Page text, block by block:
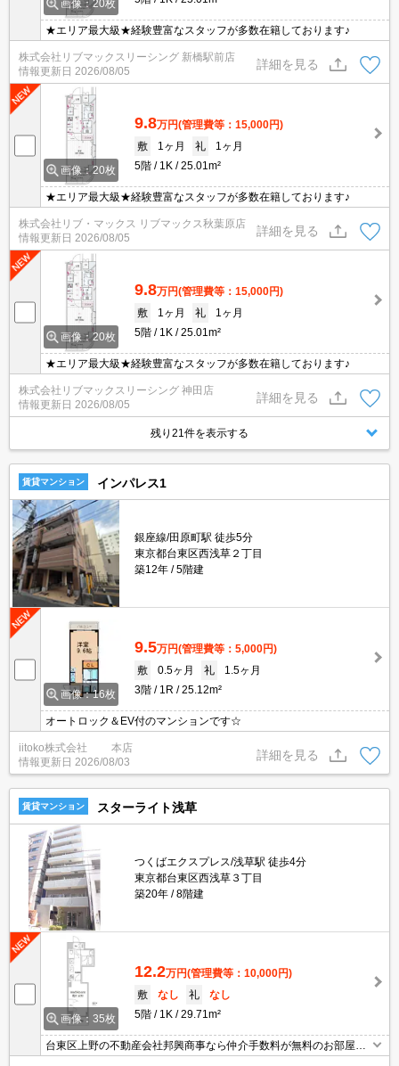
画像：20枚
★エリア最大級★経験豊富なスタッフが多数在籍しております♪
株式会社リブマックスリーシング 新橋駅前店
情報更新日 2026/08/05
詳細を見る
画像：20枚
9.8万円(管理費等：15,000円)
敷
1ヶ月 礼
1ヶ月
5階
1K 25.01m²
★エリア最大級★経験豊富なスタッフが多数在籍しております♪
株式会社リブ・マックス リブマックス秋葉原店
情報更新日 2026/08/05
詳細を見る
画像：20枚
9.8万円(管理費等：15,000円)
敷
1ヶ月 礼
1ヶ月
5階
1K 25.01m²
★エリア最大級★経験豊富なスタッフが多数在籍しております♪
株式会社リブマックスリーシング 神田店
情報更新日 2026/08/05
詳細を見る
残り21件を表示する
賃貸マンション インパレス1
銀座線/田原町駅 徒歩5分
東京都台東区西浅草２丁目
築12年
5階建
画像：16枚
9.5万円(管理費等：5,000円)
敷
0.5ヶ月 礼
1.5ヶ月
3階
1R 25.12m²
オートロック＆EV付のマンションです☆
iitoko株式会社 本店
情報更新日 2026/08/03
詳細を見る
賃貸マンション スターライト浅草
つくばエクスプレス/浅草駅 徒歩4分
東京都台東区西浅草３丁目
築20年
8階建
画像：35枚
12.2万円(管理費等：10,000円)
敷
なし 礼
なし
5階
1K 29.71m²
台東区上野の不動産会社邦興商事なら仲介手数料が無料のお部屋で
す 礼金0敷金0 トランクルーム無料 インターネット無料つなぐネッ